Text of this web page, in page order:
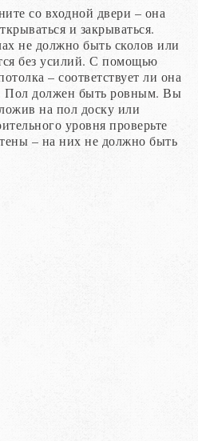
со входной двери – она
и закрываться.
не должно быть сколов или
без усилий. С помощью
– соответствует ли она
Пол должен быть ровным. Вы
на пол доску или
уровня проверьте
– на них не должно быть